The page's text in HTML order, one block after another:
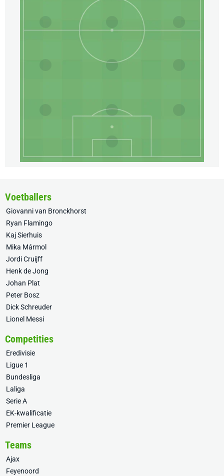
Voetballers
Giovanni van Bronckhorst
Ryan Flamingo
Kaj Sierhuis
Mika Mármol
Jordi Cruijff
Henk de Jong
Johan Plat
Peter Bosz
Dick Schreuder
Lionel Messi
Competities
Eredivisie
Ligue 1
Bundesliga
Laliga
Serie A
EK-kwalificatie
Premier League
Teams
Ajax
Feyenoord